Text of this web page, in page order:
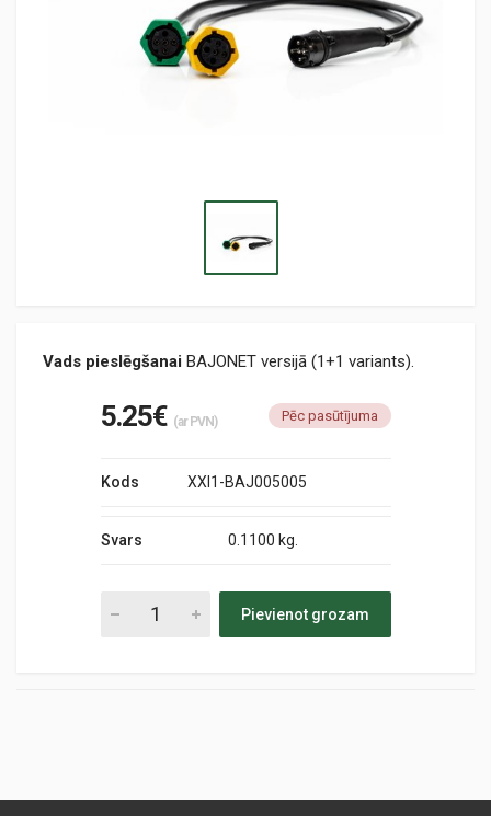
Vads pieslēgšanai BAJONET versijā (1+1 variants).
5.25€ (ar PVN) Pēc pasūtījuma
Kods XXI1-BAJ005005
Svars 0.1100 kg.
Pievienot grozam